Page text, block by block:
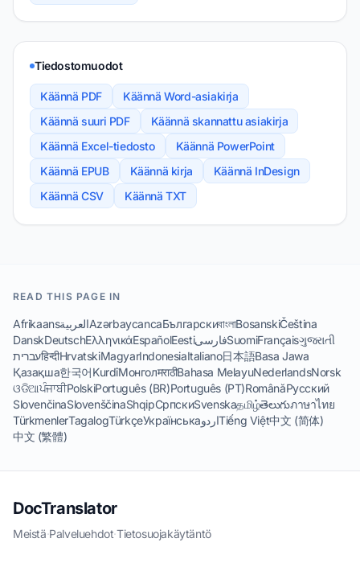
Tiedostomuodot
Käännä PDF
Käännä Word-asiakirja
Käännä suuri PDF
Käännä skannattu asiakirja
Käännä Excel-tiedosto
Käännä PowerPoint
Käännä EPUB
Käännä kirja
Käännä InDesign
Käännä CSV
Käännä TXT
READ THIS PAGE IN
AfrikaansالعربيةAzərbaycancaБългарскиবাংলাBosanskiČeština
DanskDeutschΕλληνικάEspañolEestiفارسیSuomiFrançaisગુજરાતી
עבריתहिन्दीHrvatskiMagyarIndonesiaItaliano日本語Basa Jawa
Қазақша한국어KurdîМонголमराठीBahasa MelayuNederlandsNorsk
ଓଡିଆਪੰਜਾਬੀPolskiPortuguês (BR)Português (PT)RomânăРусский
SlovenčinaSlovenščinaShqipСрпскиSvenskaதமிழ்తెలుగుภาษาไทย
TürkmenlerTagalogTürkçeУкраїнськаاردوTiếng Việt中文 (简体)
中文 (繁體)
DocTranslator
Meistä·Palveluehdot·Tietosuojakäytäntö